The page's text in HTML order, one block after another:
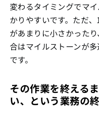
変わるタイミングでマ
かりやすいです。ただ
があまりに小さかった
合はマイルストーンが
です。
その作業を終える
い、という業務の